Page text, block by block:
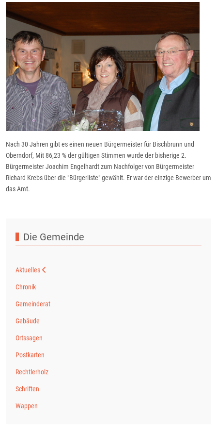
Nach 30 Jahren gibt es einen neuen Bürgermeister für Bischbrunn und
Oberndorf, Mit 86,23 % der gültigen Stimmen wurde der bisherige 2.
Bürgermeister Joachim Engelhardt zum Nachfolger von Bürgermeister
Richard Krebs über die "Bürgerliste" gewählt. Er war der einzige Bewerber um
das Amt.
Die Gemeinde
Aktuelles
Chronik
Gemeinderat
Gebäude
Ortssagen
Postkarten
Rechtlerholz
Schriften
Wappen